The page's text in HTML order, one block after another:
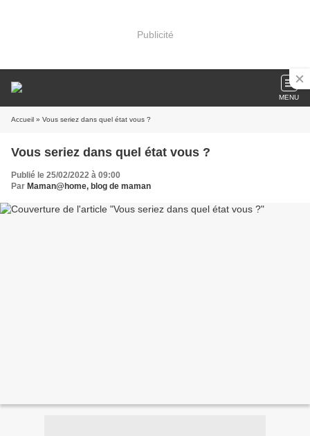
Publicité
MENU
Accueil » Vous seriez dans quel état vous ?
Vous seriez dans quel état vous ?
Publié le 25/02/2022 à 09:00
Par Maman@home, blog de maman